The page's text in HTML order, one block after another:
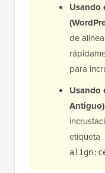
Usando
de
para
Usando
etiqueta